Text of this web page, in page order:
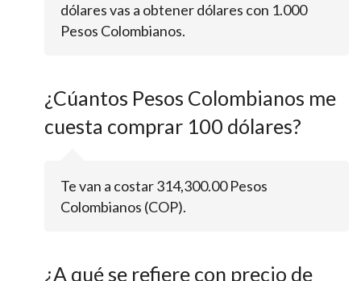
dólares vas a obtener dólares con 1.000
Pesos Colombianos.
¿Cúantos Pesos Colombianos me
cuesta comprar 100 dólares?
Te van a costar 314,300.00 Pesos
Colombianos (COP).
¿A qué se refiere con precio de